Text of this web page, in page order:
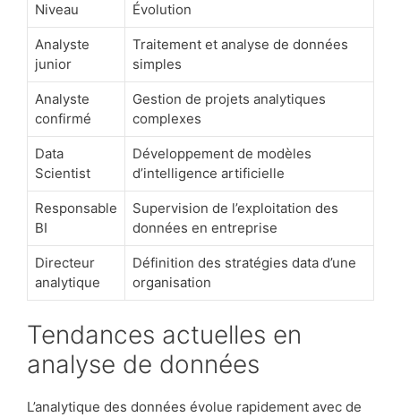
Niveau Évolution
Analyste
junior
Traitement et analyse de données
simples
Analyste
confirmé
Gestion de projets analytiques
complexes
Data
Scientist
Développement de modèles
d’intelligence artificielle
Responsable
BI
Supervision de l’exploitation des
données en entreprise
Directeur
analytique
Définition des stratégies data d’une
organisation
Tendances actuelles en
analyse de données
L’analytique des données évolue rapidement avec de